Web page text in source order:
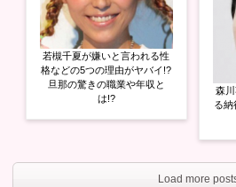
若槻千夏が嫌いと言われる性
格などの5つの理由がヤバイ!?
旦那の驚きの職業や年収と
は!?
森
る納
Load more